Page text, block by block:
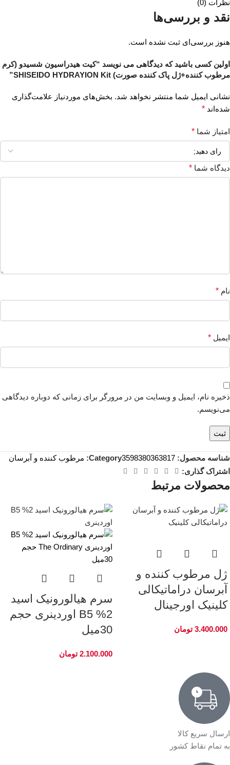
نظرات (0)
نقد و بررسی‌ها
هنوز بررسی‌ای ثبت نشده است.
اولین کسی باشید که دیدگاهی می نویسد “کیت هیدراسیون شسیدو (کرم
مرطوب کننده+ژل پاک کننده صورت) SHISEIDO HYDRAYION Kit”
نشانی ایمیل شما منتشر نخواهد شد. بخش‌های موردنیاز علامت‌گذاری
شده‌اند *
امتیاز شما *
دیدگاه شما *
نام *
ایمیل *
ذخیره نام، ایمیل و وبسایت من در مرورگر برای زمانی که دوباره دیدگاهی
می‌نویسم.
شناسه محصول: 3598380363817
Category: مرطوب کننده و آبرسان
اشتراک گذاری:
محصولات مرتبط
ژل مرطوب کننده و
آبرسان دراماتیکالی
کلینیک اورجینال
3.400.000 تومان
سرم هیالورونیک اسید
2% B5 اوردینری حجم
30میل
2.100.000 تومان
ارسال سریع کالا
به تمام نقاط کشور